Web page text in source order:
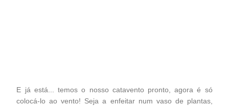
E já está... temos o nosso catavento pronto, agora é só
colocá-lo ao vento! Seja a enfeitar num vaso de plantas,